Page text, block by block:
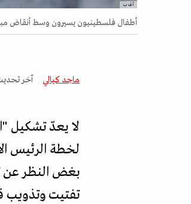
أ ف ب
أطفال فلسطينيون يسيرون وسط أنقاض مبنى
ماجد كيالي آخر
لا يعدّ تشكيل
لخطة الرئيس
بغض النظر عن
تفتيت وتذويب